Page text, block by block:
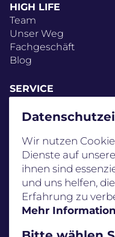
HIGH LIFE
Team
Unser Weg
Fachgeschäft
Blog
SERVICE
Schwierigkeitsstufen
AGB
Gutscheine
Wir nutzen
Dienste auf
ihnen sind
und uns helfen,
Erfahrung zu
Mehr